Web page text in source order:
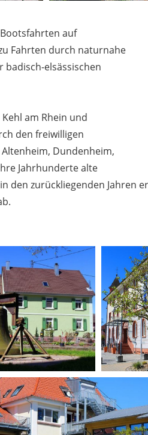
auf
Fahrten durch naturnahe
badisch-elsässischen
am Rhein und
den freiwilligen
Dundenheim,
Jahrhunderte alte
zurückliegenden Jahren